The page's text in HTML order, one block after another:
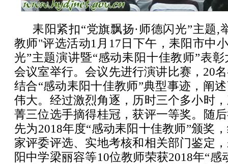
耒阳紧扣“党旗飘扬·师德闪光”主题,
教师"评选活动1月17日下午，耒阳市中
光”主题演讲暨“感动耒阳十佳教师”表
会议室举行。会议先进行演讲比赛，20
结合“感动耒阳十佳教师”典型事迹，阐
伟大。经过激烈角逐，历时三个多小时
菁三位选手摘得桂冠，获评一等奖。随
先为2018年度“感动耒阳十佳教师”颁奖
家评委评选、实地考核和相关部门鉴定
阳中学梁丽容等10位教师荣获2018年“感